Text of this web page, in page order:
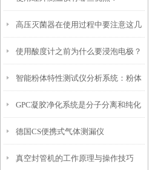
高压灭菌器在使用过程中要注意这几
点事项
使用酸度计之前为什么要浸泡电极？
智能粉体特性测试仪分析系统：粉体
研究的得力助手
GPC凝胶净化系统是分子分离和纯化
的工具
德国CS便携式气体测漏仪
真空封管机的工作原理与操作技巧